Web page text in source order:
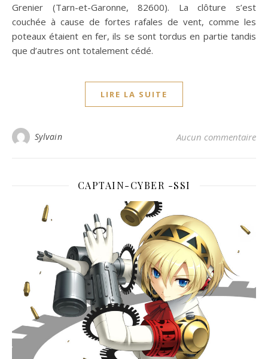
Grenier (Tarn-et-Garonne, 82600). La clôture s’est
couchée à cause de fortes rafales de vent, comme les
poteaux étaient en fer, ils se sont tordus en partie tandis
que d’autres ont totalement cédé.
LIRE LA SUITE
Sylvain Aucun commentaire
CAPTAIN-CYBER -SSI